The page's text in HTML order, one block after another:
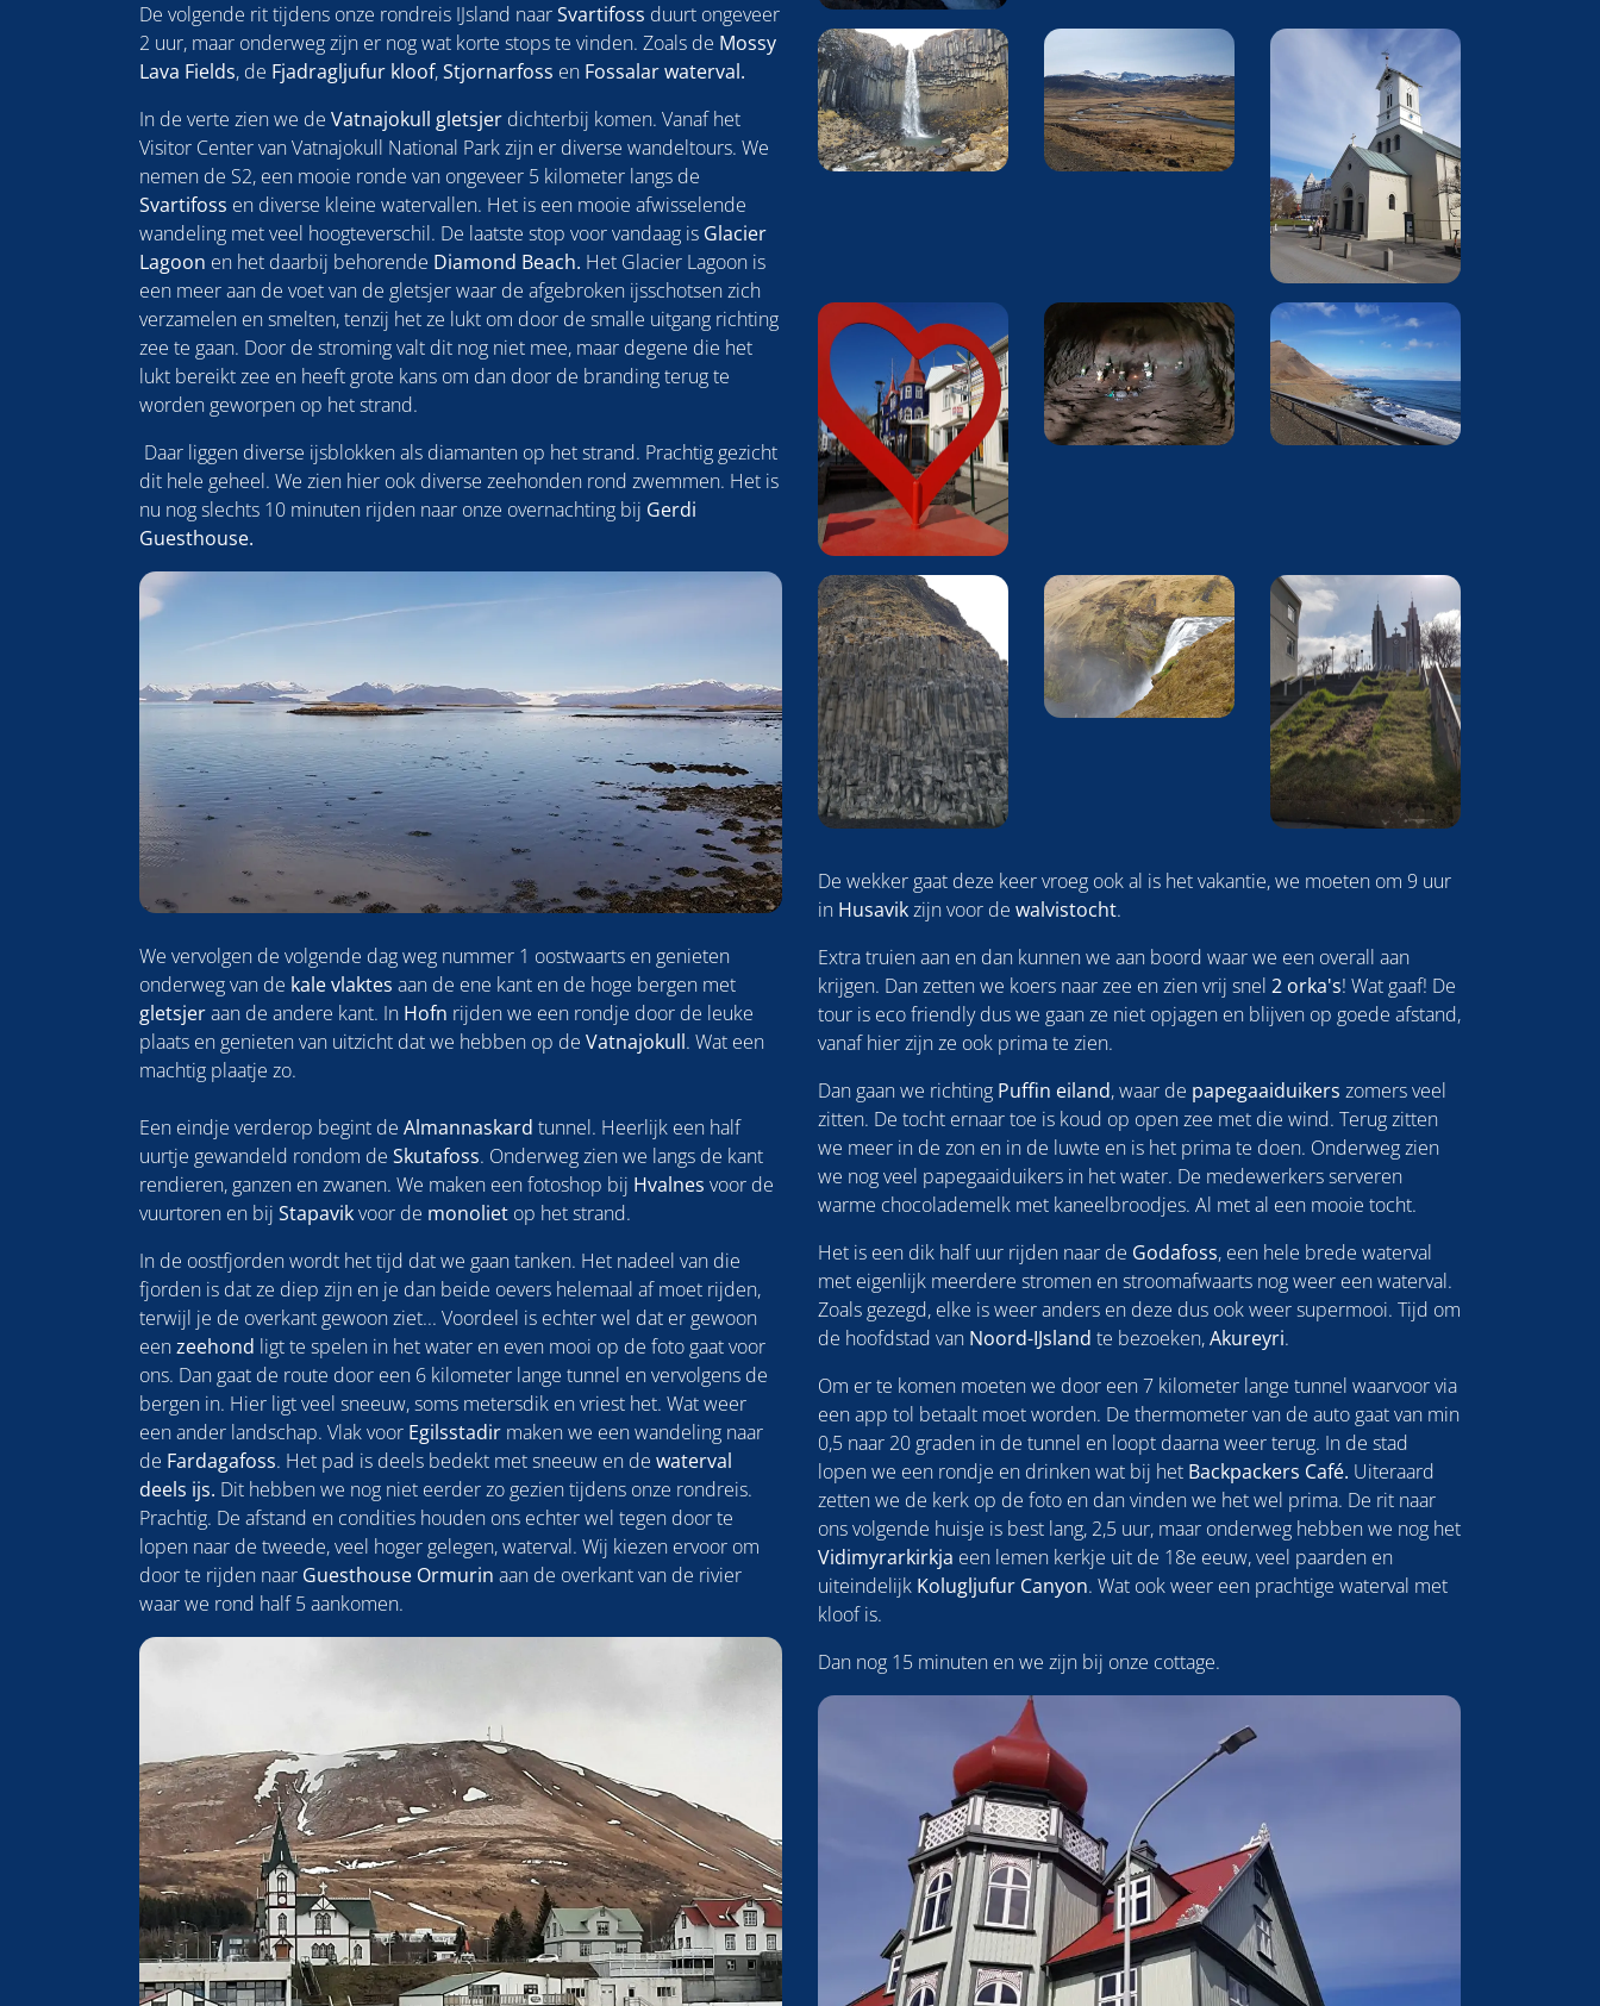
De volgende rit tijdens onze rondreis IJsland naarSvartifoss duurt ongeveer
2 uur, maar onderweg zijn er nog wat korte stops te vinden. Zoals de Mossy
Lava Fields, de Fjadragljufur kloof,Stjornarfoss en Fossalar waterval.
In de verte zien we de Vatnajokull gletsjer dichterbij komen. Vanaf het
Visitor Center van Vatnajokull National Park zijn er diverse wandeltours. We
nemen de S2, een mooie ronde van ongeveer 5 kilometer langs de
Svartifoss en diverse kleine watervallen. Het is een mooie afwisselende
wandeling met veel hoogteverschil. De laatste stop voor vandaag is Glacier
Lagoon en het daarbij behorende Diamond Beach. Het Glacier Lagoon is
een meer aan de voet van de gletsjer waar de afgebroken ijsschotsen zich
verzamelen en smelten, tenzij het ze lukt om door de smalle uitgang richting
zee te gaan. Door de stroming valt dit nog niet mee, maar degene die het
lukt bereikt zee en heeft grote kans om dan door de branding terug te
worden geworpen op het strand.
Daar liggen diverse ijsblokken als diamanten op het strand. Prachtig gezicht
dit hele geheel. We zien hier ook diverse zeehonden rond zwemmen. Het is
nu nog slechts 10 minuten rijden naar onze overnachting bij Gerdi
Guesthouse.
We vervolgen de volgende dag weg nummer 1 oostwaarts en genieten
onderweg van de kale vlaktes aan de ene kant en de hoge bergen met
gletsjeraan de andere kant. In Hofn rijden we een rondje door de leuke
plaats en genieten van uitzicht dat we hebben op de Vatnajokull. Wat een
machtig plaatje zo.
Een eindje verderop begint de Almannaskard tunnel. Heerlijk een half
uurtje gewandeld rondom de Skutafoss. Onderweg zien we langs de kant
rendieren, ganzen en zwanen. We maken een fotoshop bij Hvalnes voor de
vuurtoren en bij Stapavikvoor de monoliet op het strand.
In de oostfjorden wordt het tijd dat we gaan tanken. Het nadeel van die
fjorden is dat ze diep zijn en je dan beide oevers helemaal af moet rijden,
terwijl je de overkant gewoon ziet... Voordeel is echter wel dat er gewoon
eenzeehond ligt te spelen in het water en even mooi op de foto gaat voor
ons. Dan gaat de route door een 6 kilometer lange tunnel en vervolgens de
bergen in. Hier ligt veel sneeuw, soms metersdik en vriest het. Wat weer
een ander landschap. Vlak voor Egilsstadir maken we een wandeling naar
de Fardagafoss. Het pad is deels bedekt met sneeuw en de waterval
deels ijs. Dit hebben we nog niet eerder zo gezien tijdens onze rondreis.
Prachtig. De afstand en condities houden ons echter wel tegen door te
lopen naar de tweede, veel hoger gelegen, waterval. Wij kiezen ervoor om
door te rijden naar Guesthouse Ormurin aan de overkant van de rivier
waar we rond half 5 aankomen.
De wekker gaat deze keer vroeg ook al is het vakantie, we moeten om 9 uur
in Husavikzijn voor de walvistocht.
Extra truien aan en dan kunnen we aan boord waar we een overall aan
krijgen. Dan zetten we koers naar zee en zien vrij snel 2 orka's! Wat gaaf! De
tour is eco friendly dus we gaan ze niet opjagen en blijven op goede afstand,
vanaf hier zijn ze ook prima te zien.
Dan gaan we richting Puffin eiland, waar de papegaaiduikers zomers veel
zitten. De tocht ernaar toe is koud op open zee met die wind. Terug zitten
we meer in de zon en in de luwte en is het prima te doen. Onderweg zien
we nog veel papegaaiduikers in het water. De medewerkers serveren
warme chocolademelk met kaneelbroodjes. Al met al een mooie tocht.
Het is een dik half uur rijden naar de Godafoss, een hele brede waterval
met eigenlijk meerdere stromen en stroomafwaarts nog weer een waterval.
Zoals gezegd, elke is weer anders en deze dus ook weer supermooi. Tijd om
de hoofdstad van Noord-IJsland te bezoeken,Akureyri.
Om er te komen moeten we door een 7 kilometer lange tunnel waarvoor via
een app tol betaalt moet worden. De thermometer van de auto gaat van min
0,5 naar 20 graden in de tunnel en loopt daarna weer terug. In de stad
lopen we een rondje en drinken wat bij het Backpackers Café. Uiteraard
zetten we de kerk op de foto en dan vinden we het wel prima. De rit naar
ons volgende huisje is best lang, 2,5 uur, maar onderweg hebben we nog het
Vidimyrarkirkja een lemen kerkje uit de 18e eeuw, veel paarden en
uiteindelijk Kolugljufur Canyon. Wat ook weer een prachtige waterval met
kloof is.
Dan nog 15 minuten en we zijn bij onze cottage.